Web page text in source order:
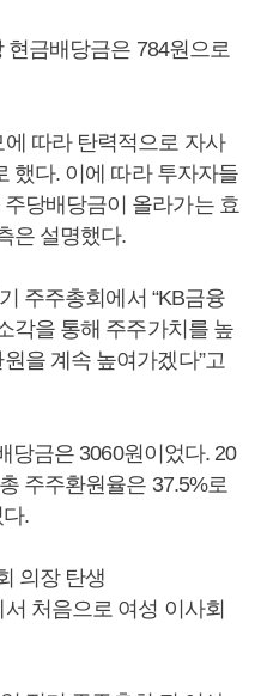
금배당금은 784원으로
따라 탄력적으로 자사
했다. 이에 따라 투자자들
당배당금이 올라가는 효
은 설명했다.
주주총회에서 “KB금융
각을 통해 주주가치를 높
을 계속 높여가겠다”고
당금은 3060원이었다. 20
주주환원율은 37.5%로
.
의장 탄생
서 처음으로 여성 이사회